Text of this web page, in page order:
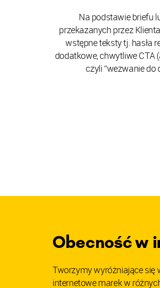
Na podstawie briefu
przekazanych przez
wstępne teksty tj. hasła
dodatkowe, chwytliwe CTA
czyli “wezwanie do
Obecność w
Tworzymy wyróżniające się
internetowe marek w